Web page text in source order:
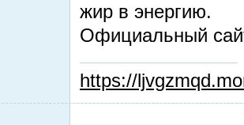
жир в энергию.
Официальный
https://